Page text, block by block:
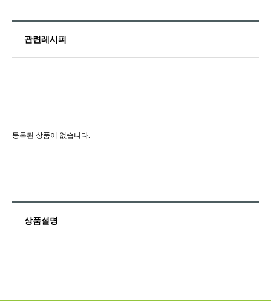
관련레시피
등록된 상품이 없습니다.
상품설명